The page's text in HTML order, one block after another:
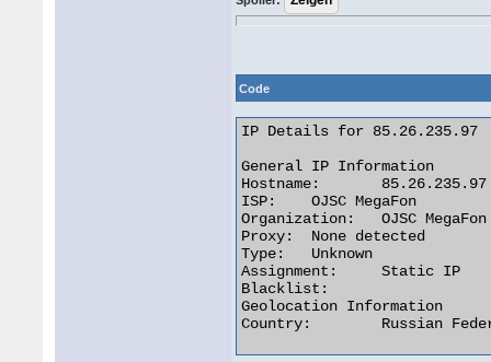
Code
IP Details for 85.26.235.97
General IP Information
Hostname:	85.26.235.97
ISP:	OJSC MegaFon
Organization:	OJSC MegaFon
Proxy:	None detected
Type:	Unknown
Assignment:	Static IP
Blacklist:
Geolocation Information
Country:	Russian Federation